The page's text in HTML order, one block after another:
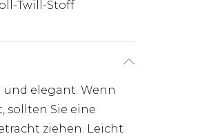
Twill-Stoff
und elegant. Wenn
sollten Sie eine
ziehen. Leicht